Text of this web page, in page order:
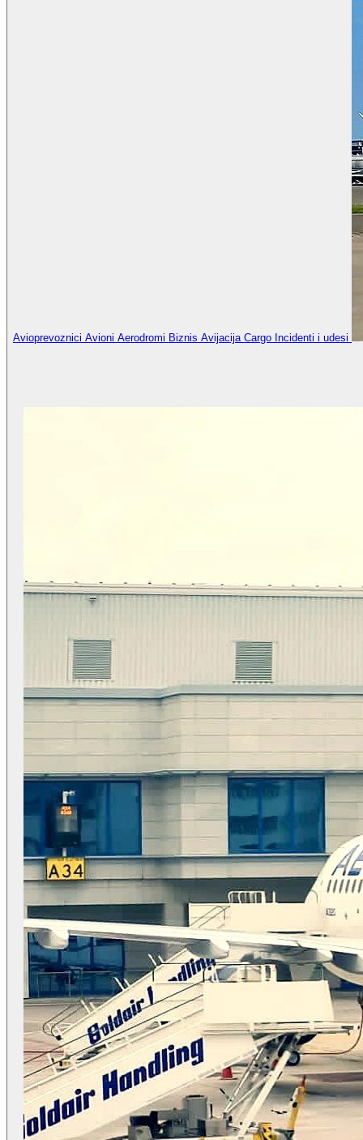
Avioprevoznici Avioni Aerodromi Biznis Avijacija Cargo Incidenti i udesi